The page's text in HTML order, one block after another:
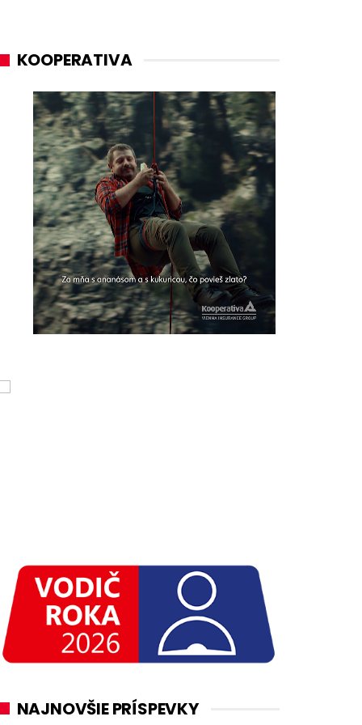
KOOPERATIVA
NAJNOVŠIE PRÍSPEVKY